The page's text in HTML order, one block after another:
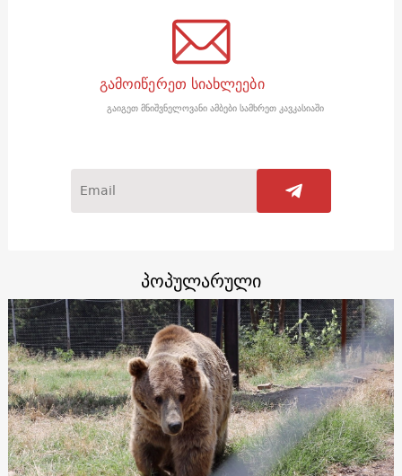
გამოიწერეთ სიახლეები
გაიგეთ მნიშვნელოვანი ამბები სამხრეთ კავკასიაში
პოპულარული